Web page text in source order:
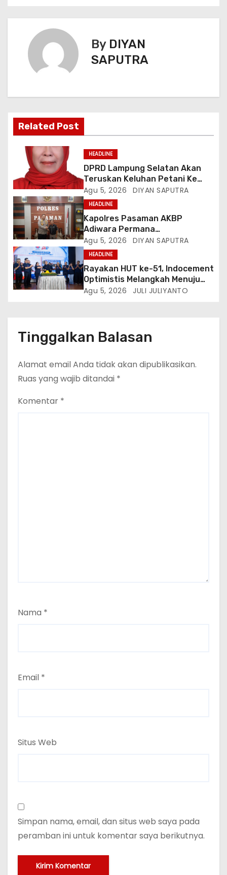
By DIYAN
SAPUTRA
Related Post
HEADLINE
DPRD Lampung Selatan Akan
Teruskan Keluhan Petani Ke
Dinas Terkait, Minta Audit
Penyaluran Pupuk Bersubsidi Di
Desa Budi Lestari
Agu 5, 2026 DIYAN SAPUTRA
HEADLINE
Kapolres Pasaman AKBP
Adiwara Permana
Anggawisastra S.I.K. Sambut
Kedatangan Kepala Cakrawala
Tv Sumatera Barat
Agu 5, 2026 DIYAN SAPUTRA
HEADLINE
Rayakan HUT ke-51, Indocement
Optimistis Melangkah Menuju
Masa Depan Lebih Hijau
Agu 5, 2026 JULI JULIYANTO
Tinggalkan Balasan
Alamat email Anda tidak akan dipublikasikan.
Ruas yang wajib ditandai *
Komentar *
Nama *
Email *
Situs Web
Simpan nama, email, dan situs web saya pada
peramban ini untuk komentar saya berikutnya.